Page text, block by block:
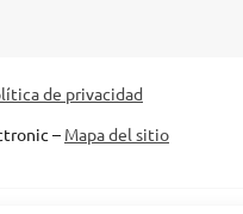
de privacidad
– Mapa del sitio